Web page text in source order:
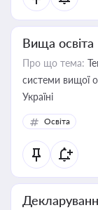
Вища освіта
Про що тема:
системи вищої
Україні
Освіта